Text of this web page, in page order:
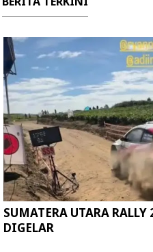
SUMATERA UTARA
DIGELAR